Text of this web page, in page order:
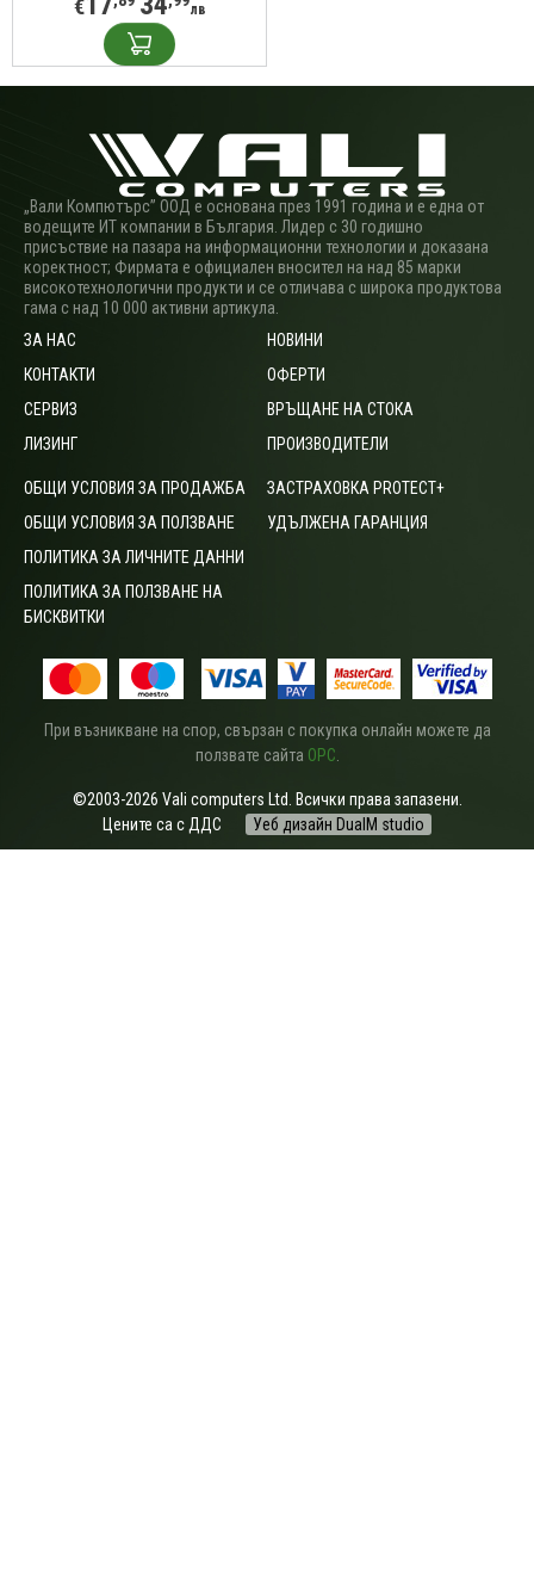
€ лв
„Вали Компютърс” ООД е основана през 1991 година и е една от
водещите ИТ компании в България. Лидер с 30 годишно
присъствие на пазара на информационни технологии и доказана
коректност; Фирмата е официален вносител на над 85 марки
високотехнологични продукти и се отличава с широка продуктова
гама с над 10 000 активни артикула.
ЗА НАС
КОНТАКТИ
СЕРВИЗ
ЛИЗИНГ
НОВИНИ
ОФЕРТИ
ВРЪЩАНЕ НА СТОКА
ПРОИЗВОДИТЕЛИ
ОБЩИ УСЛОВИЯ ЗА ПРОДАЖБА
ОБЩИ УСЛОВИЯ ЗА ПОЛЗВАНЕ
ПОЛИТИКА ЗА ЛИЧНИТЕ ДАННИ
ПОЛИТИКА ЗА ПОЛЗВАНЕ НА
БИСКВИТКИ
ЗАСТРАХОВКА PROTECT+
УДЪЛЖЕНА ГАРАНЦИЯ
При възникване на спор, свързан с покупка онлайн можете да
ползвате сайта ОРС
©2003-2026 Vali computers Ltd. Всички права запазени.
Цените са с ДДС
Уеб дизайн DualM studio